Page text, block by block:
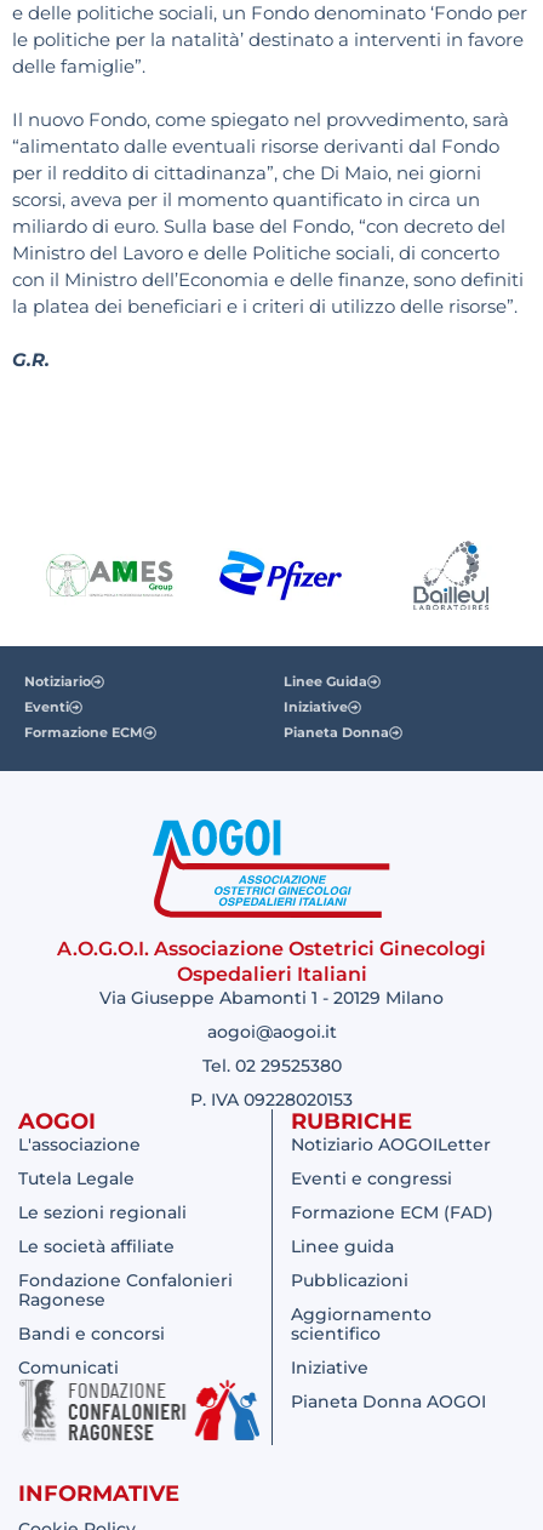
e delle politiche sociali, un Fondo denominato ‘Fondo per
le politiche per la natalità’ destinato a interventi in favore
delle famiglie”.
Il nuovo Fondo, come spiegato nel provvedimento, sarà
“alimentato dalle eventuali risorse derivanti dal Fondo
per il reddito di cittadinanza”, che Di Maio, nei giorni
scorsi, aveva per il momento quantificato in circa un
miliardo di euro. Sulla base del Fondo, “con decreto del
Ministro del Lavoro e delle Politiche sociali, di concerto
con il Ministro dell’Economia e delle finanze, sono definiti
la platea dei beneficiari e i criteri di utilizzo delle risorse”.
G.R.
Notiziario
Eventi
Formazione ECM
Linee Guida
Iniziative
Pianeta Donna
A.O.G.O.I. Associazione Ostetrici Ginecologi
Ospedalieri Italiani
Via Giuseppe Abamonti 1 - 20129 Milano
aogoi@aogoi.it
Tel. 02 29525380
P. IVA 09228020153
AOGOI
L'associazione
Tutela Legale
Le sezioni regionali
Le società affiliate
Fondazione Confalonieri
Ragonese
Bandi e concorsi
Comunicati
RUBRICHE
Notiziario AOGOILetter
Eventi e congressi
Formazione ECM (FAD)
Linee guida
Pubblicazioni
Aggiornamento
scientifico
Iniziative
Pianeta Donna AOGOI
INFORMATIVE